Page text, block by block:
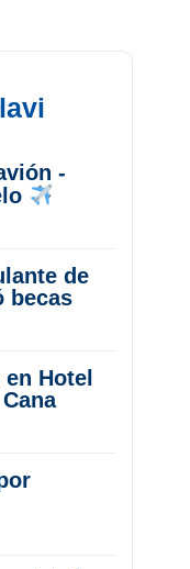
-
de
becas
Hotel